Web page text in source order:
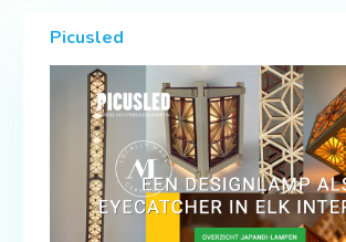
Picusled